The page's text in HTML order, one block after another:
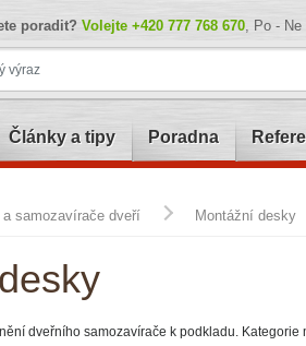
poradit? Volejte +420 777 768 670, Po - Ne
Články a tipy Poradna
samozavírače dveří Montážní desky
dveřního samozavírače k podkladu. Kategorie